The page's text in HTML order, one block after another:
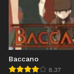
Baccano
8.37